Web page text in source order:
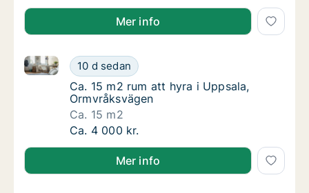
Mer info
Ca. 15 m2 rum att hyra i Uppsala,
10 d sedan
Ca. 15 m2 rum att hyra i Uppsala, Ormvråksvägen
Ca. 15 m2 rum att hyra i Uppsala,
Ca. 15 m2 rum att hyra i Uppsala,
Ormvråksvägen
Ca. 15 m2
Ca. 15 m2 rum att hyra i Uppsala,
Ca. 4 000 kr.
Mer info